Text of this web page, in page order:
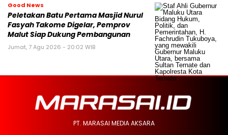
Good News
Peletakan Batu Pertama Masjid Nurul
Fasyah Takome Digelar, Pemprov
Malut Siap Dukung Pembangunan
Jumat, 7 Agu 2026 - 20:02 WIB
PT. MARASAI MEDIA AKSARA